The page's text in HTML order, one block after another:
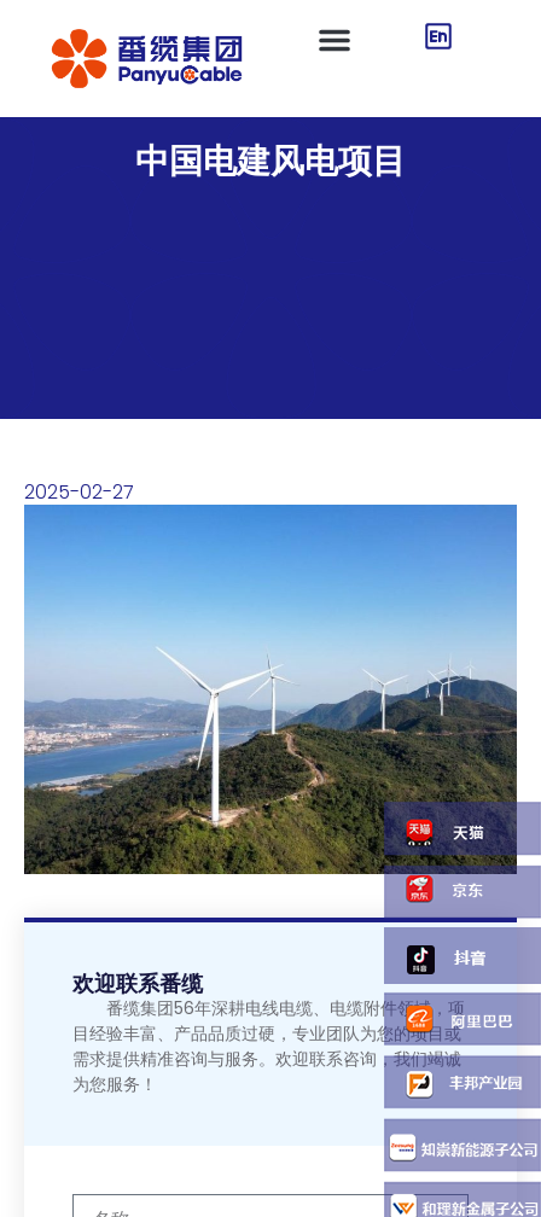
中国电建风电项目
2025-02-27
欢迎联系番缆
番缆集团56年深耕电线电缆、电缆附件领域，项
目经验丰富、产品品质过硬，专业团队为您的项目或
需求提供精准咨询与服务。欢迎联系咨询，我们竭诚
为您服务！